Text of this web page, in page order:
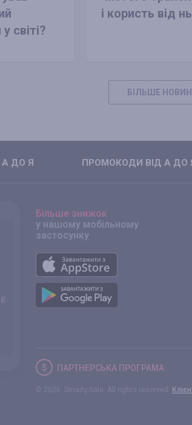
світі?
і користь від
БІЛЬШЕ НОВИН
ДО Я ПРОМОКОДИ ВIД А ДО
Більше знижок
у нашому мобільному
застосунку
ПАРТНЕРСЬКА ПРОГРАМА